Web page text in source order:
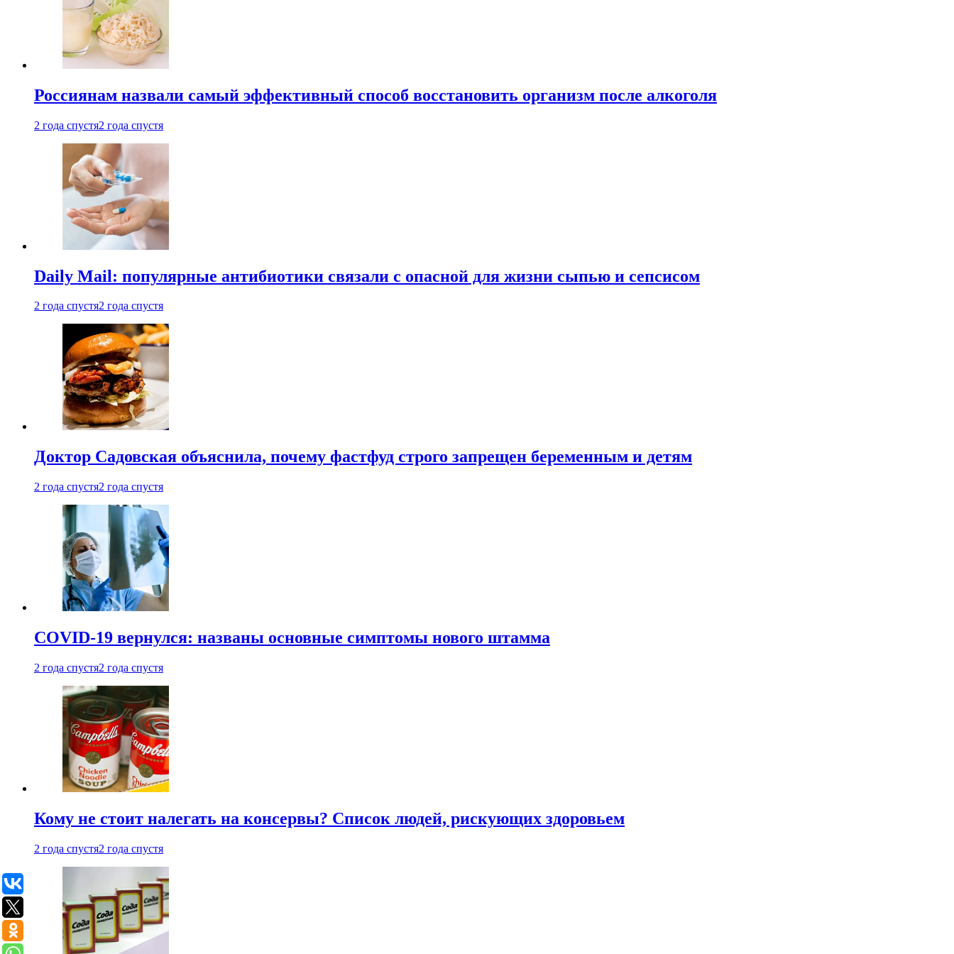
Россиянам назвали самый эффективный способ восстановить организм после алкоголя
2 года спустя2 года спустя
Daily Mail: популярные антибиотики связали с опасной для жизни сыпью и сепсисом
2 года спустя2 года спустя
Доктор Садовская объяснила, почему фастфуд строго запрещен беременным и детям
2 года спустя2 года спустя
COVID-19 вернулся: названы основные симптомы нового штамма
2 года спустя2 года спустя
Кому не стоит налегать на консервы? Список людей, рискующих здоровьем
2 года спустя2 года спустя